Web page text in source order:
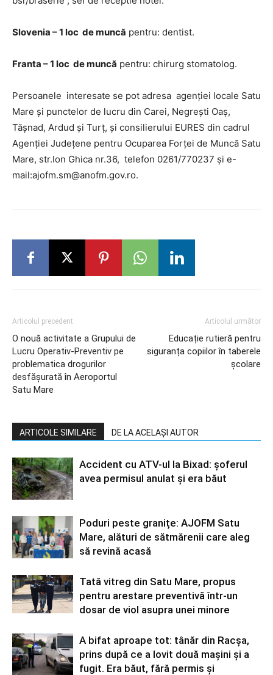
Slovenia – 1 loc de muncă pentru: dentist.
Franta – 1 loc de muncă pentru: chirurg stomatolog.
Persoanele interesate se pot adresa agenției locale Satu
Mare și punctelor de lucru din Carei, Negrești Oaș,
Tășnad, Ardud și Turț, și consilierului EURES din cadrul
Agenției Județene pentru Ocuparea Forței de Muncă Satu
Mare, str.Ion Ghica nr.36, telefon 0261/770237 și e-
mail:ajofm.sm@anofm.gov.ro.
Articolul precedent
O nouă activitate a Grupului de
Lucru Operativ-Preventiv pe
problematica drogurilor
desfășurată în Aeroportul
Satu Mare
Articolul următor
Educație rutieră pentru
siguranța copiilor în taberele
școlare
ARTICOLE SIMILARE DE LA ACELAȘI AUTOR
Accident cu ATV-ul la Bixad: șoferul
avea permisul anulat și era băut
Poduri peste granițe: AJOFM Satu
Mare, alături de sătmărenii care aleg
să revină acasă
Tată vitreg din Satu Mare, propus
pentru arestare preventivă într-un
dosar de viol asupra unei minore
A bifat aproape tot: tânăr din Racșa,
prins după ce a lovit două mașini și a
fugit. Era băut, fără permis și